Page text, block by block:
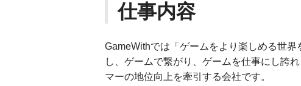
仕事内容
GameWithでは「ゲームをより楽しめる世
し、ゲームで繋がり、ゲームを仕事にし誇
マーの地位向上を牽引する会社です。